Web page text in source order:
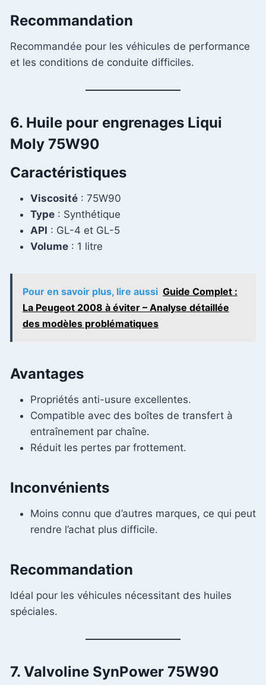
Recommandation
Recommandée pour les véhicules de performance
et les conditions de conduite difficiles.
6. Huile pour engrenages Liqui
Moly 75W90
Caractéristiques
Viscosité : 75W90
Type : Synthétique
API : GL-4 et GL-5
Volume : 1 litre
Pour en savoir plus, lire aussi Guide Complet :
La Peugeot 2008 à éviter – Analyse détaillée
des modèles problématiques
Avantages
Propriétés anti-usure excellentes.
Compatible avec des boîtes de transfert à
entraînement par chaîne.
Réduit les pertes par frottement.
Inconvénients
Moins connu que d’autres marques, ce qui peut
rendre l’achat plus difficile.
Recommandation
Idéal pour les véhicules nécessitant des huiles
spéciales.
7. Valvoline SynPower 75W90